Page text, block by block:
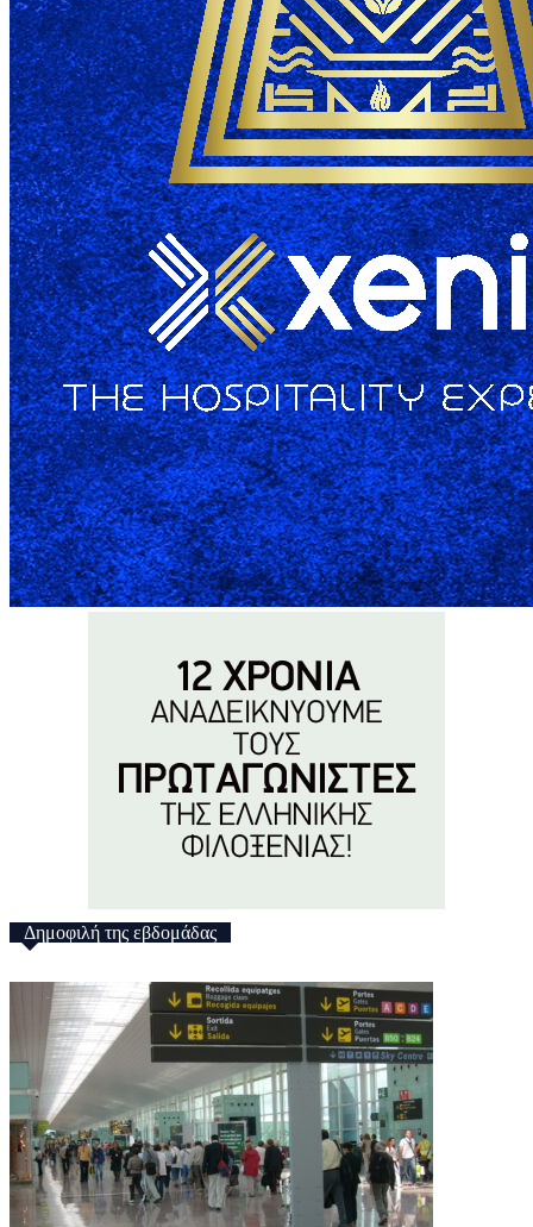
Δημοφιλή της εβδομάδας